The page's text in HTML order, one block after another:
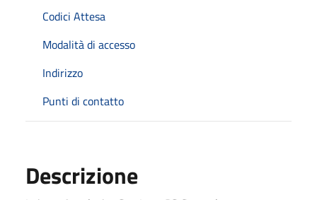
Codici Attesa
Modalità di accesso
Indirizzo
Punti di contatto
Descrizione